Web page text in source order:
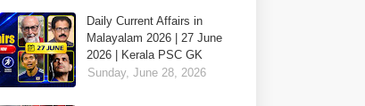
Daily Current Affairs in
Malayalam 2026 | 27 June
2026 | Kerala PSC GK
Sunday, June 28, 2026